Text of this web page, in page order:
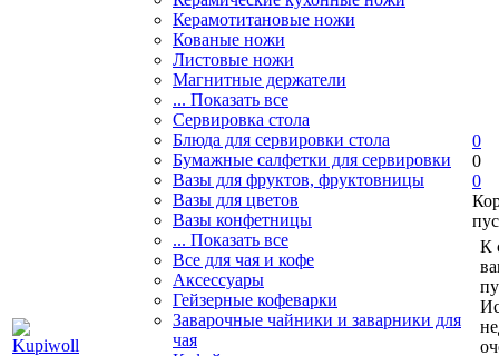
Керамотитановые ножи
Кованые ножи
Листовые ножи
Магнитные держатели
... Показать все
Сервировка стола
Блюда для сервировки стола
Бумажные салфетки для сервировки
Вазы для фруктов, фруктовницы
Вазы для цветов
Вазы конфетницы
... Показать все
Все для чая и кофе
Аксессуары
Гейзерные кофеварки
Заварочные чайники и заварники для
чая
0
0
0
К